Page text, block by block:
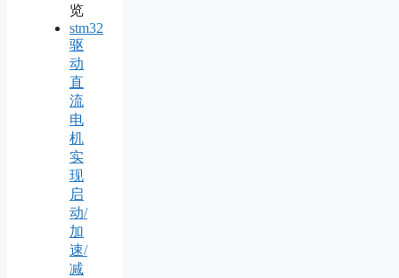
览
stm32
驱
动
直
流
电
机
实
现
启
动/
加
速/
减